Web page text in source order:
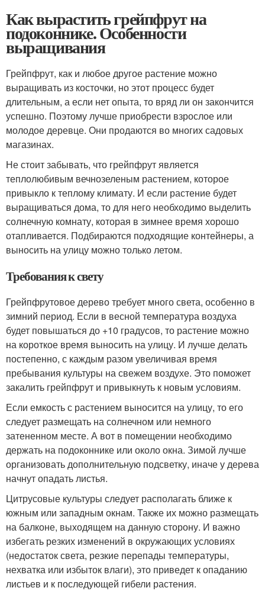
Как вырастить грейпфрут на
подоконнике. Особенности
выращивания
Грейпфрут, как и любое другое растение можно
выращивать из косточки, но этот процесс будет
длительным, а если нет опыта, то вряд ли он закончится
успешно. Поэтому лучше приобрести взрослое или
молодое деревце. Они продаются во многих садовых
магазинах.
Не стоит забывать, что грейпфрут является
теплолюбивым вечнозеленым растением, которое
привыкло к теплому климату. И если растение будет
выращиваться дома, то для него необходимо выделить
солнечную комнату, которая в зимнее время хорошо
отапливается. Подбираются подходящие контейнеры, а
выносить на улицу можно только летом.
Требования к свету
Грейпфрутовое дерево требует много света, особенно в
зимний период. Если в весной температура воздуха
будет повышаться до +10 градусов, то растение можно
на короткое время выносить на улицу. И лучше делать
постепенно, с каждым разом увеличивая время
пребывания культуры на свежем воздухе. Это поможет
закалить грейпфрут и привыкнуть к новым условиям.
Если емкость с растением выносится на улицу, то его
следует размещать на солнечном или немного
затененном месте. А вот в помещении необходимо
держать на подоконнике или около окна. Зимой лучше
организовать дополнительную подсветку, иначе у дерева
начнут опадать листья.
Цитрусовые культуры следует располагать ближе к
южным или западным окнам. Также их можно размещать
на балконе, выходящем на данную сторону. И важно
избегать резких изменений в окружающих условиях
(недостаток света, резкие перепады температуры,
нехватка или избыток влаги), это приведет к опаданию
листьев и к последующей гибели растения.